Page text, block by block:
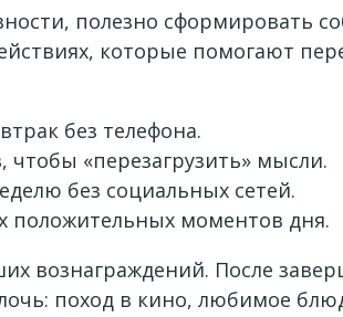
полезно сформировать
которые помогают
без телефона.
чтобы «перезагрузить» мысли.
без социальных сетей.
положительных моментов дня.
вознаграждений. После
поход в кино, любимое